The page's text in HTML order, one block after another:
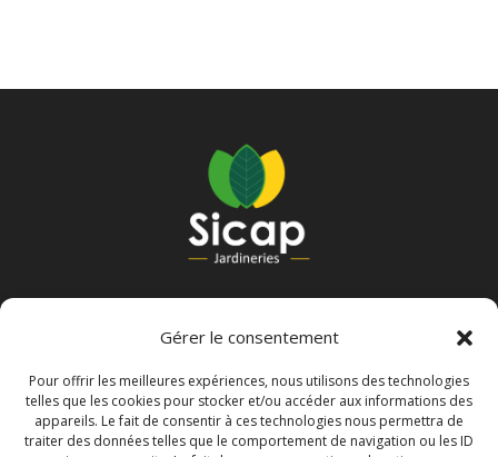
Gérer le consentement
Pour offrir les meilleures expériences, nous utilisons des technologies
telles que les cookies pour stocker et/ou accéder aux informations des
appareils. Le fait de consentir à ces technologies nous permettra de
traiter des données telles que le comportement de navigation ou les ID
80 332 LONGUEAU Cedex
Légal
Politique de confidentialité